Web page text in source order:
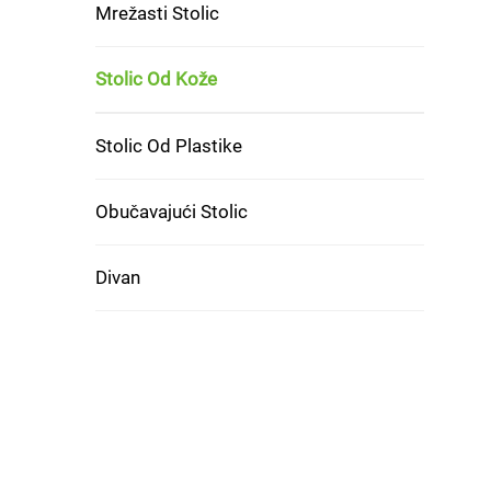
Mrežasti Stolic
Stolic Od Kože
Stolic Od Plastike
Obučavajući Stolic
Divan